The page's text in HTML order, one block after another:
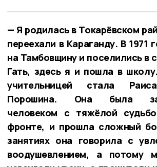
— Я родилась в Токарёвском
переехали в Караганду. В 1971
на Тамбовщину и поселились в
Гать, здесь я и пошла в
учительницей стала
Порошина. Она была
человеком с тяжёлой
фронте, и прошла сложный
занятиях она говорила с
воодушевлением, а потому